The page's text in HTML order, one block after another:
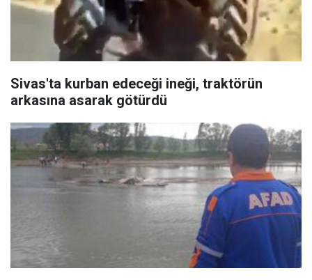
Sivas'ta kurban edeceği ineği, traktörün
arkasına asarak götürdü